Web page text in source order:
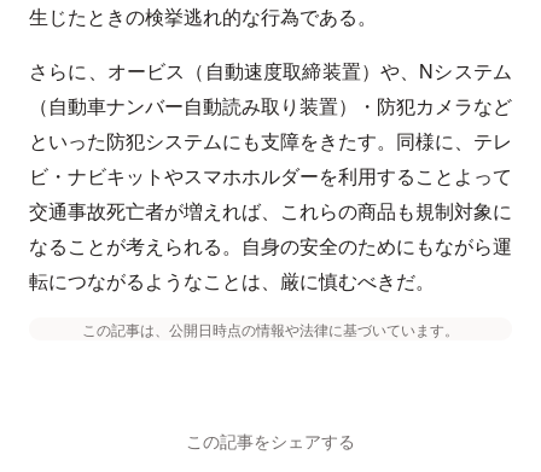
生じたときの検挙逃れ的な行為である。
さらに、オービス（自動速度取締装置）や、Nシステム
（自動車ナンバー自動読み取り装置）・防犯カメラなど
といった防犯システムにも支障をきたす。同様に、テレ
ビ・ナビキットやスマホホルダーを利用することよって
交通事故死亡者が増えれば、これらの商品も規制対象に
なることが考えられる。自身の安全のためにもながら運
転につながるようなことは、厳に慎むべきだ。
この記事は、公開日時点の情報や法律に基づいています。
この記事をシェアする